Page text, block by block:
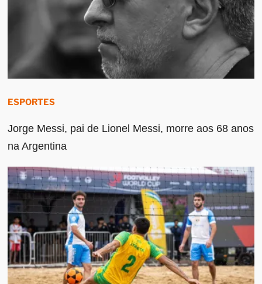
ESPORTES
Jorge Messi, pai de Lionel Messi, morre aos 68 anos
na Argentina